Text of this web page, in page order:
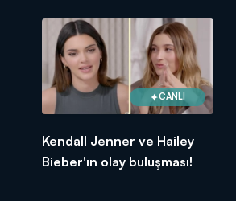
CANLI
Kendall Jenner ve Hailey
Bieber'ın olay buluşması!